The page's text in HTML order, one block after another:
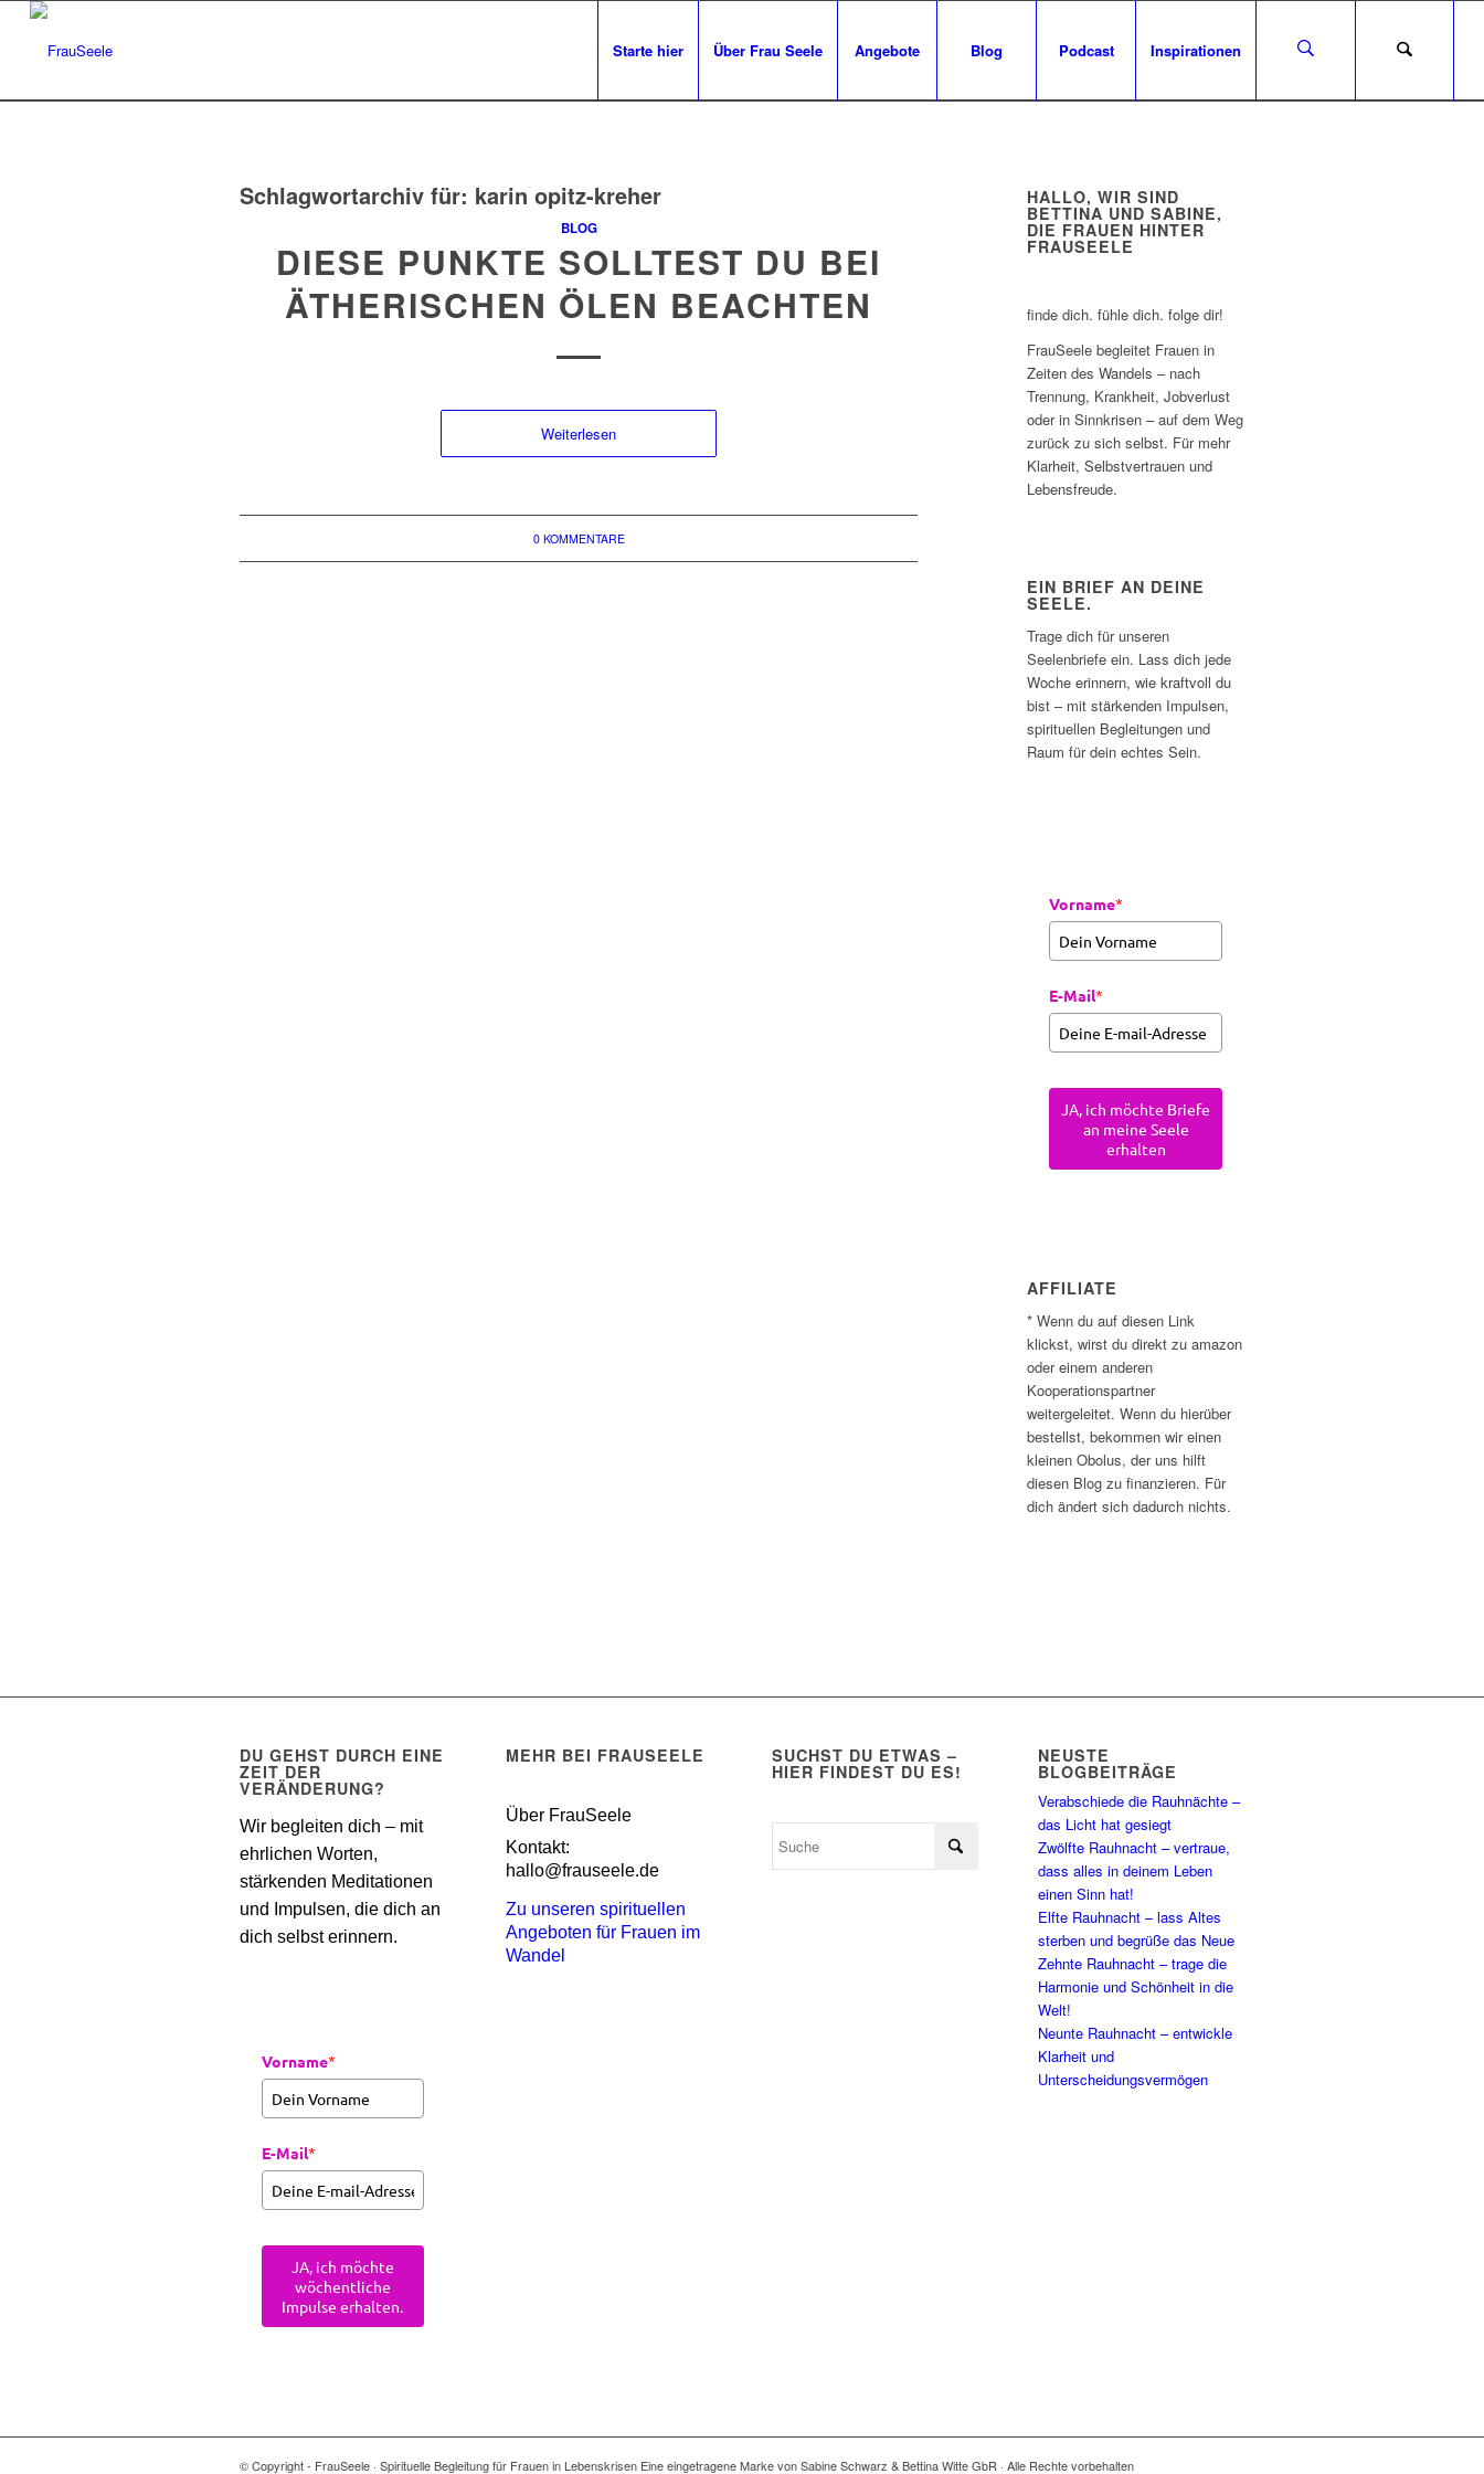
Starte hier Über Frau Seele Angebote Blog Podcast Inspirationen
Schlagwortarchiv für: karin opitz-kreher
BLOG
DIESE PUNKTE SOLLTEST DU BEI
ÄTHERISCHEN ÖLEN BEACHTEN
Weiterlesen
0 KOMMENTARE
HALLO, WIR SIND
BETTINA UND SABINE,
DIE FRAUEN HINTER
FRAUSEELE
finde dich. fühle dich. folge dir!
FrauSeele begleitet Frauen in
Zeiten des Wandels – nach
Trennung, Krankheit, Jobverlust
oder in Sinnkrisen – auf dem Weg
zurück zu sich selbst. Für mehr
Klarheit, Selbstvertrauen und
Lebensfreude.
EIN BRIEF AN DEINE
SEELE.
Trage dich für unseren
Seelenbriefe ein. Lass dich jede
Woche erinnern, wie kraftvoll du
bist – mit stärkenden Impulsen,
spirituellen Begleitungen und
Raum für dein echtes Sein.
Vorname*
E-Mail*
JA, ich möchte Briefe
an meine Seele
erhalten
AFFILIATE
* Wenn du auf diesen Link
klickst, wirst du direkt zu amazon
oder einem anderen
Kooperationspartner
weitergeleitet. Wenn du hierüber
bestellst, bekommen wir einen
kleinen Obolus, der uns hilft
diesen Blog zu finanzieren. Für
dich ändert sich dadurch nichts.
DU GEHST DURCH EINE
ZEIT DER
VERÄNDERUNG?
Wir begleiten dich – mit
ehrlichen Worten,
stärkenden Meditationen
und Impulsen, die dich an
dich selbst erinnern.
Vorname*
E-Mail*
JA, ich möchte
wöchentliche
Impulse erhalten.
MEHR BEI FRAUSEELE
Über FrauSeele
Kontakt:
hallo@frauseele.de
Zu unseren spirituellen
Angeboten für Frauen im
Wandel
SUCHST DU ETWAS –
HIER FINDEST DU ES!
NEUSTE
BLOGBEITRÄGE
Verabschiede die Rauhnächte –
das Licht hat gesiegt
Zwölfte Rauhnacht – vertraue,
dass alles in deinem Leben
einen Sinn hat!
Elfte Rauhnacht – lass Altes
sterben und begrüße das Neue
Zehnte Rauhnacht – trage die
Harmonie und Schönheit in die
Welt!
Neunte Rauhnacht – entwickle
Klarheit und
Unterscheidungsvermögen
© Copyright - FrauSeele · Spirituelle Begleitung für Frauen in Lebenskrisen Eine eingetragene Marke von Sabine Schwarz & Bettina Witte GbR · Alle Rechte vorbehalten